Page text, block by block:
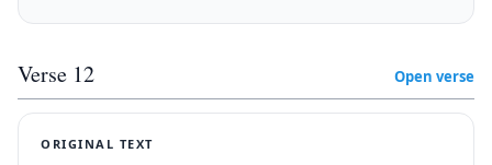
Verse 12 Open verse
ORIGINAL TEXT